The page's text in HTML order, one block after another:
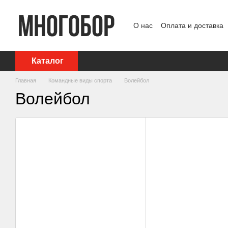
О нас
Оплата и доставка
Каталог
Главная Командные виды спорта Волейбол
Волейбол